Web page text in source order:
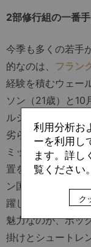
2部修行組の一番
今季も多くの若手
的なのは、 フラン
経験を積むウェー
ソン（21歳）と10
ルシーMFマウン
劣らないプレーを
ミッチにレンタル
置を任され、26試
ン国際大会では得
躍した元FWの父
魅力なのが、ボッ
掛けとシュートレ
利用分析お
ーを利用し
ます。詳し
覧ください。
ク